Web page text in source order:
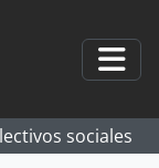
sociales